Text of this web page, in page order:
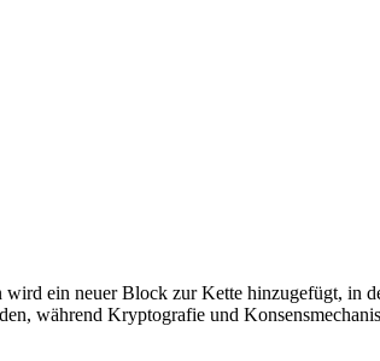
ein neuer Block zur Kette hinzugefügt, in
während Kryptografie und